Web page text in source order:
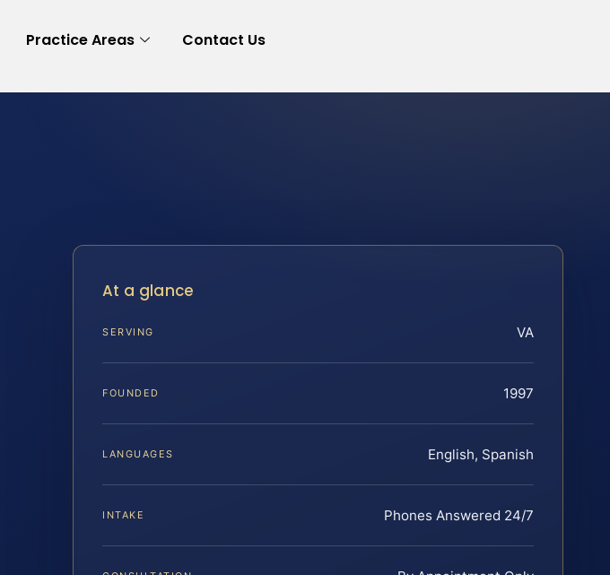
Practice Areas Contact Us
At a glance
SERVING VA
FOUNDED 1997
LANGUAGES English, Spanish
INTAKE Phones Answered 24/7